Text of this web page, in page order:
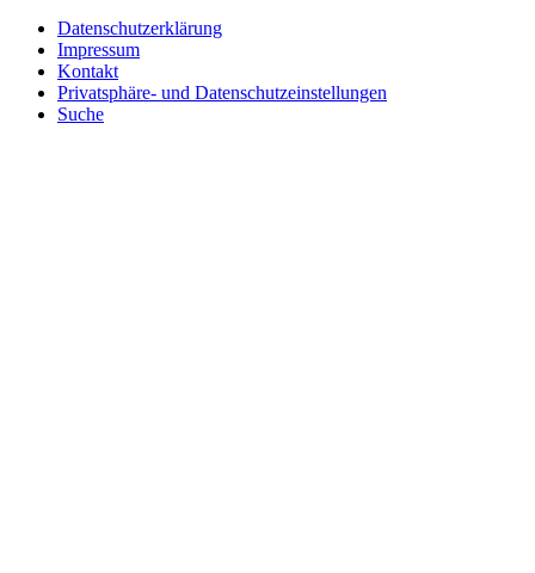
Datenschutzerklärung
Impressum
Kontakt
Privatsphäre- und Datenschutzeinstellungen
Suche